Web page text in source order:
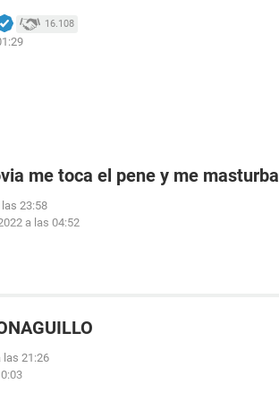
16.108
me toca el pene y me masturba
23:58
a las 04:52
las 21:26